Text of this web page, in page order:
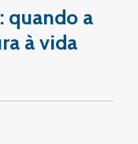
quando a
à vida